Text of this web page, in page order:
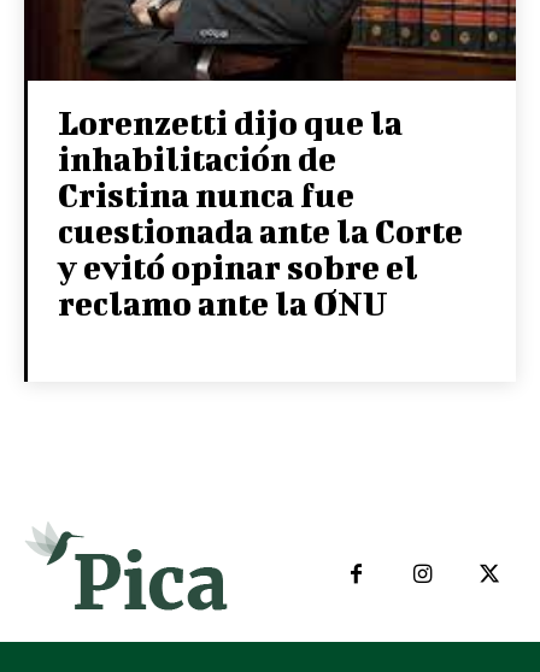
Lorenzetti dijo que la
inhabilitación de
Cristina nunca fue
cuestionada ante la Corte
y evitó opinar sobre el
reclamo ante la ONU